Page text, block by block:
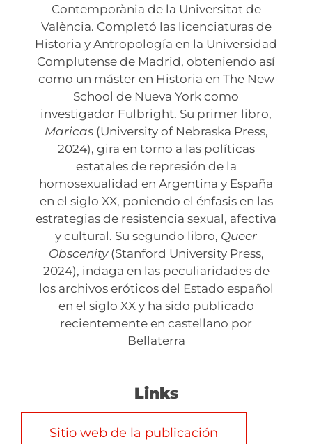
Contemporània de la Universitat de
València. Completó las licenciaturas de
Historia y Antropología en la Universidad
Complutense de Madrid, obteniendo así
como un máster en Historia en The New
School de Nueva York como
investigador Fulbright. Su primer libro,
Maricas(University of Nebraska Press,
2024), gira en torno a las políticas
estatales de represión de la
homosexualidad en Argentina y España
en el siglo XX, poniendo el énfasis en las
estrategias de resistencia sexual, afectiva
y cultural. Su segundo libro, Queer
Obscenity(Stanford University Press,
2024), indaga en las peculiaridades de
los archivos eróticos del Estado español
en el siglo XX y ha sido publicado
recientemente en castellano por
Bellaterra
Links
Sitio web de la publicación